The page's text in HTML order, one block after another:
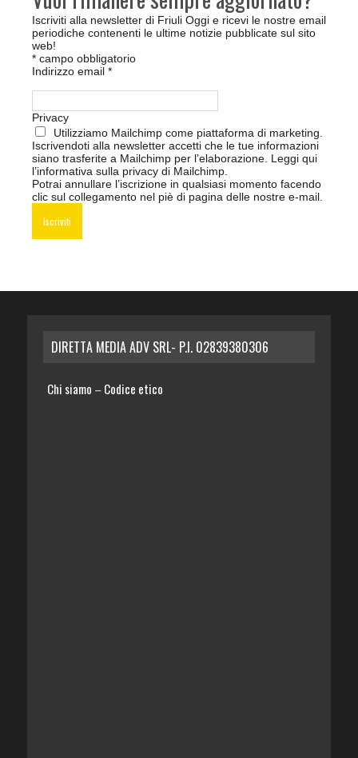
Iscriviti alla newsletter di Friuli Oggi e ricevi le nostre email
periodiche contenenti le ultime notizie pubblicate sul sito
web!
* campo obbligatorio
Indirizzo email *
Privacy
Utilizziamo Mailchimp come piattaforma di marketing.
Iscrivendoti alla newsletter accetti che le tue informazioni
siano trasferite a Mailchimp per l’elaborazione. Leggi qui
l’informativa sulla privacy di Mailchimp
Potrai annullare l’iscrizione in qualsiasi momento facendo
clic sul collegamento nel piè di pagina delle nostre e-mail.
DIRETTA MEDIA ADV SRL- P.I. 02839380306
Chi siamo – Codice etico